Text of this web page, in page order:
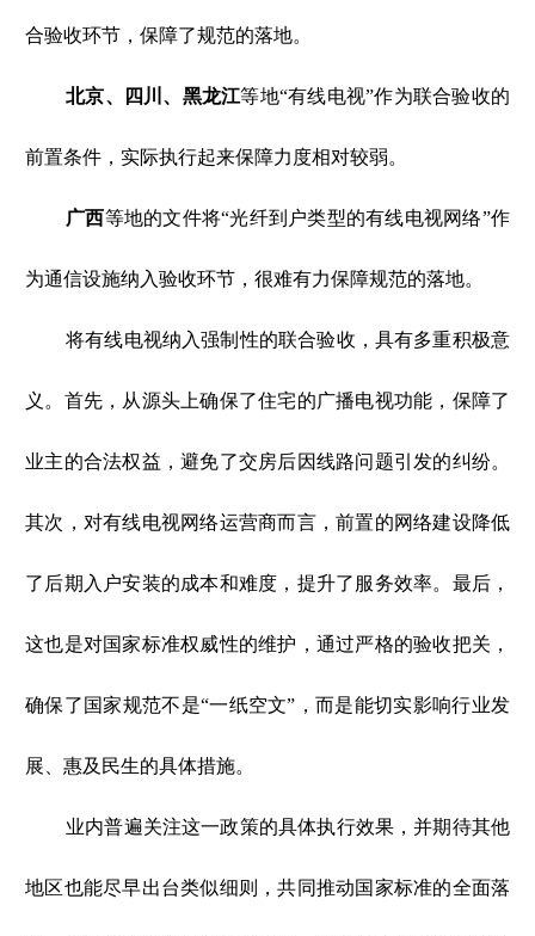
合验收环节，保障了规范的落地。
北京、四川、黑龙江等地“有线电视”作为联合验收的
前置条件，实际执行起来保障力度相对较弱。
广西等地的文件将“光纤到户类型的有线电视网络”作
为通信设施纳入验收环节，很难有力保障规范的落地。
将有线电视纳入强制性的联合验收，具有多重积极意
义。首先，从源头上确保了住宅的广播电视功能，保障了
业主的合法权益，避免了交房后因线路问题引发的纠纷。
其次，对有线电视网络运营商而言，前置的网络建设降低
了后期入户安装的成本和难度，提升了服务效率。最后，
这也是对国家标准权威性的维护，通过严格的验收把关，
确保了国家规范不是“一纸空文”，而是能切实影响行业发
展、惠及民生的具体措施。
业内普遍关注这一政策的具体执行效果，并期待其他
地区也能尽早出台类似细则，共同推动国家标准的全面落